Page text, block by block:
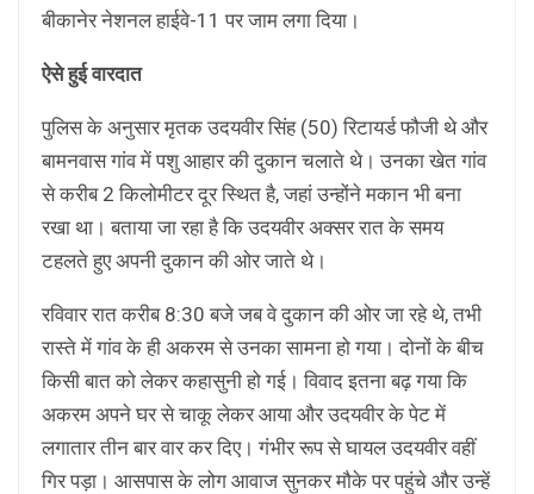
बीकानेर नेशनल हाईवे-11 पर जाम लगा दिया।
ऐसे हुई वारदात
पुलिस के अनुसार मृतक उदयवीर सिंह (50) रिटायर्ड फौजी थे और
बामनवास गांव में पशु आहार की दुकान चलाते थे। उनका खेत गांव
से करीब 2 किलोमीटर दूर स्थित है, जहां उन्होंने मकान भी बना
रखा था। बताया जा रहा है कि उदयवीर अक्सर रात के समय
टहलते हुए अपनी दुकान की ओर जाते थे।
रविवार रात करीब 8:30 बजे जब वे दुकान की ओर जा रहे थे, तभी
रास्ते में गांव के ही अकरम से उनका सामना हो गया। दोनों के बीच
किसी बात को लेकर कहासुनी हो गई। विवाद इतना बढ़ गया कि
अकरम अपने घर से चाकू लेकर आया और उदयवीर के पेट में
लगातार तीन बार वार कर दिए। गंभीर रूप से घायल उदयवीर वहीं
गिर पड़ा। आसपास के लोग आवाज सुनकर मौके पर पहुंचे और उन्हें